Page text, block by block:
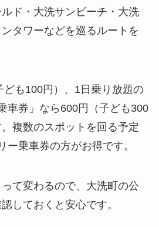
ド・大洗サンビーチ・大洗
タワーなどを巡るルートを
も100円）、1日乗り放題の
車券」なら600円（子ども300
複数のスポットを回る予定
ー乗車券の方がお得です。
て変わるので、大洗町の公
しておくと安心です。